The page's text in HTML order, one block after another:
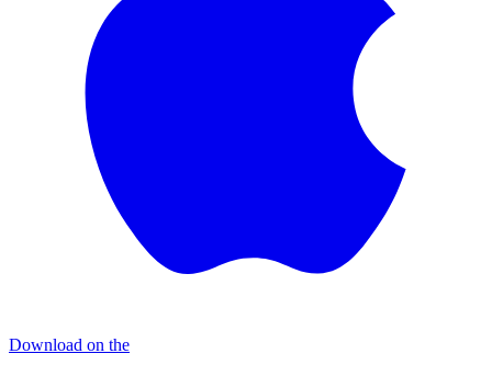
Download on the